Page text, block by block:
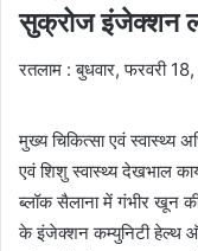
सुक्रोज इंजेक्शन
रतलाम : बुधवार, फरवरी
मुख्य चिकित्सा एवं स्वास्थ्य
एवं शिशु स्वास्थ्य देखभाल
ब्लॉक सैलाना में गंभीर खून
के इंजेक्शन कम्युनिटी हेल्थ